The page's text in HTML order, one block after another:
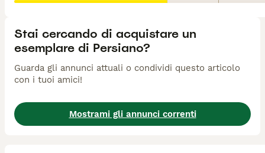
Stai cercando di acquistare un
esemplare di Persiano?
Guarda gli annunci attuali o condividi questo articolo
con i tuoi amici!
Mostrami gli annunci correnti